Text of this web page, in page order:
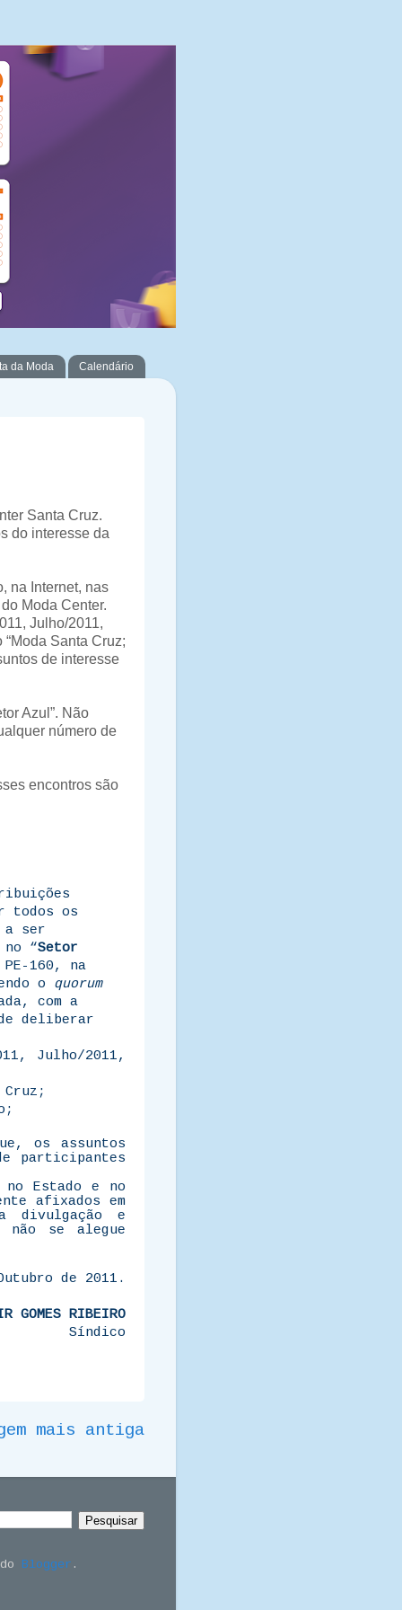
da Moda Calendário
Santa Cruz.
do interesse da
na Internet, nas
Moda Center.
Julho/2011,
Santa Cruz;
de interesse
Azul”. Não
número de
encontros são
todos os
ser
no “Setor
160, na
o quorum
com a
deliberar
Julho/2011,
os assuntos
participantes
Estado e no
afixados em
divulgação e
se alegue
de 2011.
GOMES RIBEIRO
Síndico
mais antiga
Blogger .